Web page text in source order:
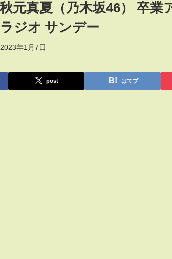
元真夏（乃木坂46） 卒
ジオ サンデー
2023年1月7日
post はてブ